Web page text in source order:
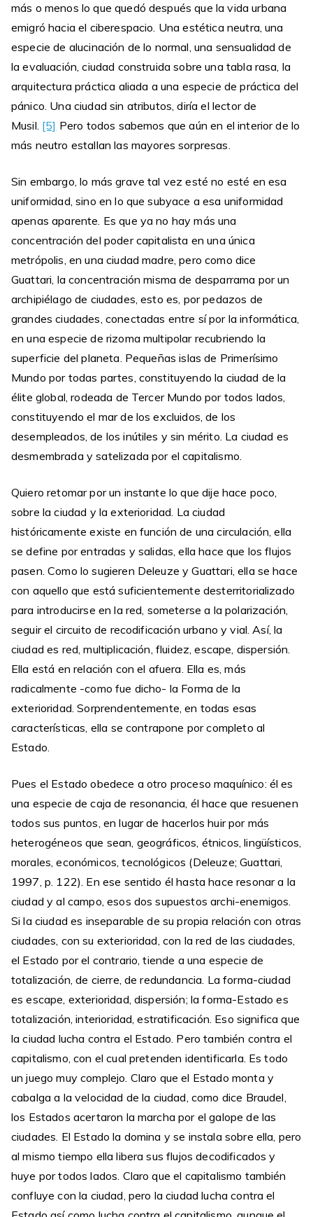
más o menos lo que quedó después que la vida urbana
emigró hacia el ciberespacio. Una estética neutra, una
especie de alucinación de lo normal, una sensualidad de
la evaluación, ciudad construida sobre una tabla rasa, la
arquitectura práctica aliada a una especie de práctica del
pánico. Una ciudad sin atributos, diría el lector de
Musil. [5] Pero todos sabemos que aún en el interior de lo
más neutro estallan las mayores sorpresas.
Sin embargo, lo más grave tal vez esté no esté en esa
uniformidad, sino en lo que subyace a esa uniformidad
apenas aparente. Es que ya no hay más una
concentración del poder capitalista en una única
metrópolis, en una ciudad madre, pero como dice
Guattari, la concentración misma de desparrama por un
archipiélago de ciudades, esto es, por pedazos de
grandes ciudades, conectadas entre sí por la informática,
en una especie de rizoma multipolar recubriendo la
superficie del planeta. Pequeñas islas de Primerísimo
Mundo por todas partes, constituyendo la ciudad de la
élite global, rodeada de Tercer Mundo por todos lados,
constituyendo el mar de los excluidos, de los
desempleados, de los inútiles y sin mérito. La ciudad es
desmembrada y satelizada por el capitalismo.
Quiero retomar por un instante lo que dije hace poco,
sobre la ciudad y la exterioridad. La ciudad
históricamente existe en función de una circulación, ella
se define por entradas y salidas, ella hace que los flujos
pasen. Como lo sugieren Deleuze y Guattari, ella se hace
con aquello que está suficientemente desterritorializado
para introducirse en la red, someterse a la polarización,
seguir el circuito de recodificación urbano y vial. Así, la
ciudad es red, multiplicación, fluidez, escape, dispersión.
Ella está en relación con el afuera. Ella es, más
radicalmente -como fue dicho- la Forma de la
exterioridad. Sorprendentemente, en todas esas
características, ella se contrapone por completo al
Estado.
Pues el Estado obedece a otro proceso maquínico: él es
una especie de caja de resonancia, él hace que resuenen
todos sus puntos, en lugar de hacerlos huir por más
heterogéneos que sean, geográficos, étnicos, lingüísticos,
morales, económicos, tecnológicos (Deleuze; Guattari,
1997, p. 122). En ese sentido él hasta hace resonar a la
ciudad y al campo, esos dos supuestos archi-enemigos.
Si la ciudad es inseparable de su propia relación con otras
ciudades, con su exterioridad, con la red de las ciudades,
el Estado por el contrario, tiende a una especie de
totalización, de cierre, de redundancia. La forma-ciudad
es escape, exterioridad, dispersión; la forma-Estado es
totalización, interioridad, estratificación. Eso significa que
la ciudad lucha contra el Estado. Pero también contra el
capitalismo, con el cual pretenden identificarla. Es todo
un juego muy complejo. Claro que el Estado monta y
cabalga a la velocidad de la ciudad, como dice Braudel,
los Estados acertaron la marcha por el galope de las
ciudades. El Estado la domina y se instala sobre ella, pero
al mismo tiempo ella libera sus flujos decodificados y
huye por todos lados. Claro que el capitalismo también
confluye con la ciudad, pero la ciudad lucha contra el